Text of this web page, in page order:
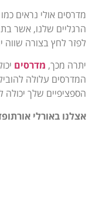
מדרסים אולי נראים
הרגליים שלנו, אשר
לפזר לחץ בצורה שווה
יתרה מכך, מדרסים
המדרסים עלולה
הספציפיים שלך
אצלנו באורלי